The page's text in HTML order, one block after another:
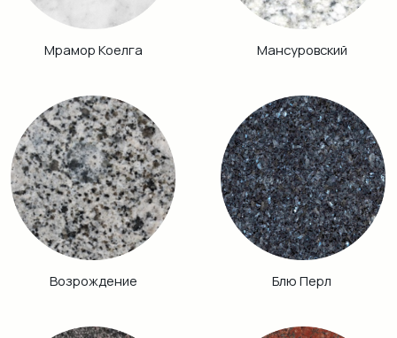
Питкяранта
Габбро Диабаз Балтик Грин